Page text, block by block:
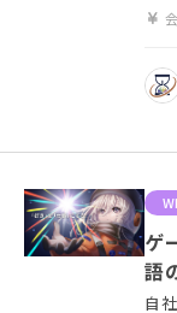
ゲ
語
自